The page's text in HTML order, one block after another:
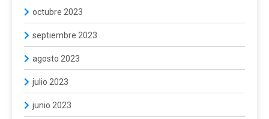
octubre 2023
septiembre 2023
agosto 2023
julio 2023
junio 2023